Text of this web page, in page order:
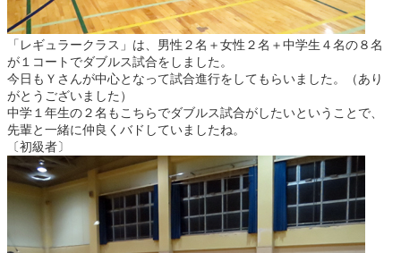
「レギュラークラス」は、男性２名＋女性２名＋中学生４名の８名
が１コートでダブルス試合をしました。
今日もＹさんが中心となって試合進行をしてもらいました。（あり
がとうございました）
中学１年生の２名もこちらでダブルス試合がしたいということで、
先輩と一緒に仲良くバドしていましたね。
〔初級者〕